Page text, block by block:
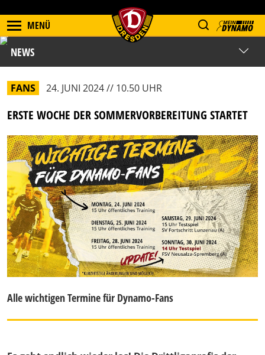
MENÜ
NEWS
FANS 24. JUNI 2024 // 10.50 UHR
ERSTE WOCHE DER SOMMERVORBEREITUNG STARTET
Alle wichtigen Termine für Dynamo-Fans